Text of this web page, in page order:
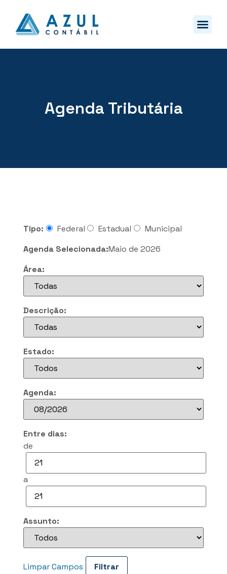
Agenda Tributária
Tipo: Federal Estadual
Municipal
Agenda Selecionada:Maio de 2026
Área:
Descrição:
Estado:
Agenda:
Entre dias:
de
a
Assunto:
Limpar Campos